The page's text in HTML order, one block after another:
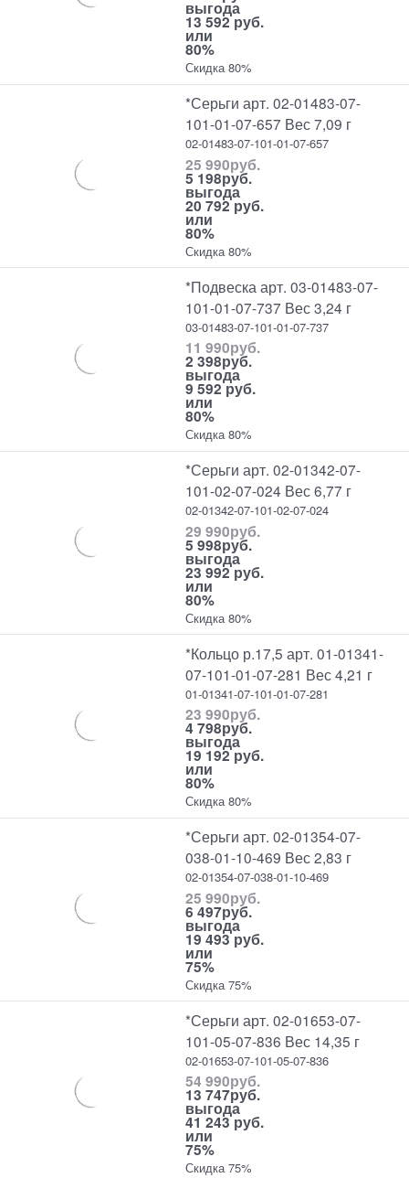
выгода
13 592 руб.
или
80%
Скидка 80%
*Серьги арт. 02-01483-07-
101-01-07-657 Вес 7,09 г
02-01483-07-101-01-07-657
25 990руб.
5 198руб.
выгода
20 792 руб.
или
80%
Скидка 80%
*Подвеска арт. 03-01483-07-
101-01-07-737 Вес 3,24 г
03-01483-07-101-01-07-737
11 990руб.
2 398руб.
выгода
9 592 руб.
или
80%
Скидка 80%
*Серьги арт. 02-01342-07-
101-02-07-024 Вес 6,77 г
02-01342-07-101-02-07-024
29 990руб.
5 998руб.
выгода
23 992 руб.
или
80%
Скидка 80%
*Кольцо р.17,5 арт. 01-01341-
07-101-01-07-281 Вес 4,21 г
01-01341-07-101-01-07-281
23 990руб.
4 798руб.
выгода
19 192 руб.
или
80%
Скидка 80%
*Серьги арт. 02-01354-07-
038-01-10-469 Вес 2,83 г
02-01354-07-038-01-10-469
25 990руб.
6 497руб.
выгода
19 493 руб.
или
75%
Скидка 75%
*Серьги арт. 02-01653-07-
101-05-07-836 Вес 14,35 г
02-01653-07-101-05-07-836
54 990руб.
13 747руб.
выгода
41 243 руб.
или
75%
Скидка 75%